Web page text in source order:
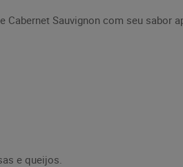
Sauvignon com seu sabor
e queijos.